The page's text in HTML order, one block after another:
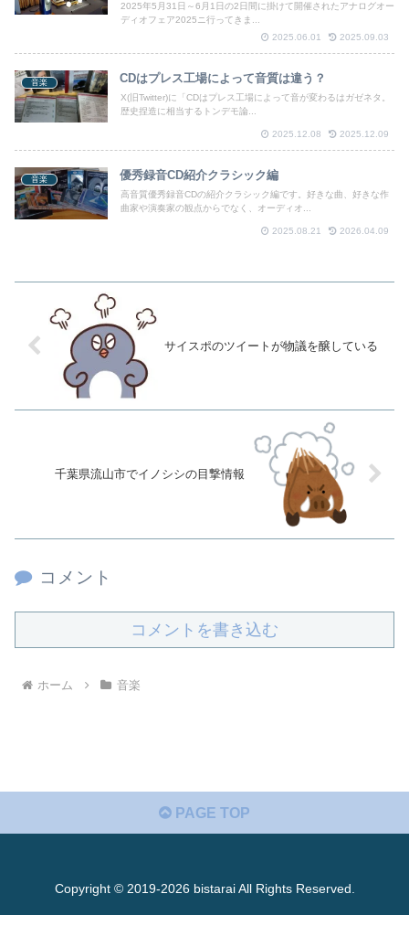
2025年5月31日～6月1日の2日間に掛けて開催されたアナログオー
ディオフェア2025ニ行ってきま...
2025.06.01
2025.09.03
音楽 CDはプレス工場によって音質は違う？
X(旧Twitter)に「CDはプレス工場によって音が変わるはガゼネタ。
歴史捏造に相当するトンデモ論...
2025.12.08 2025.12.09
音楽 優秀録音CD紹介クラシック編
高音質優秀録音CDの紹介クラシック編です。好きな曲、好きな作
曲家や演奏家の観点からでなく、オーディオ...
2025.08.21 2026.04.09
サイスポのツイートが物議を醸している
千葉県流山市でイノシシの目撃情報
コメント
コメントを書き込む
ホーム 音楽
PAGE TOP
Copyright © 2019-2026 bistarai All Rights Reserved.